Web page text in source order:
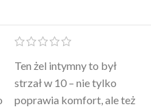
Ten żel intymny to był
strzał w 10 – nie tylko
poprawia komfort, ale też